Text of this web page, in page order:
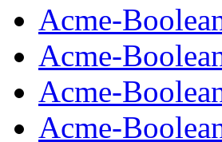
Acme-
Acme-
Acme-
Acme-